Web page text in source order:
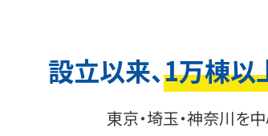
設立以来、1万棟以
東京・埼玉・神奈川を